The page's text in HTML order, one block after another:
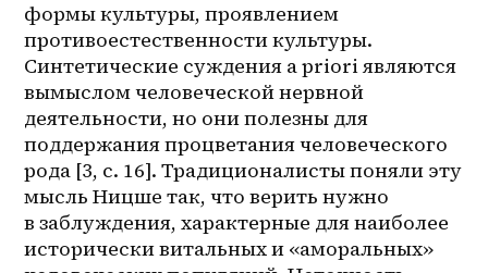
формы культуры, проявлением
противоестественности культуры.
Синтетические суждения a priori являются
вымыслом человеческой нервной
деятельности, но они полезны для
поддержания процветания человеческого
рода [3, с. 16]. Традиционалисты поняли эту
мысль Ницше так, что верить нужно
в заблуждения, характерные для наиболее
исторически витальных и «аморальных»